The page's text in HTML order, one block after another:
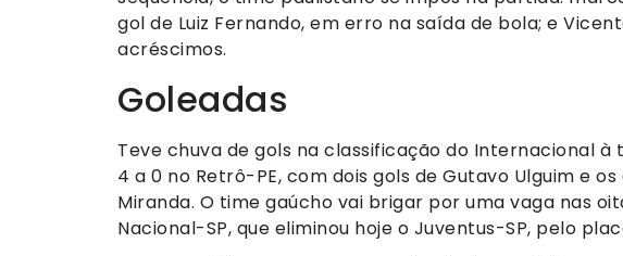
gol de Luiz Fernando, em erro na saída de bola; e
acréscimos.
Goleadas
Teve chuva de gols na classificação do Internacional
4 a 0 no Retrô-PE, com dois gols de Gutavo Ulguim e
Miranda. O time gaúcho vai brigar por uma vaga nas
Nacional-SP, que eliminou hoje o Juventus-SP, pelo